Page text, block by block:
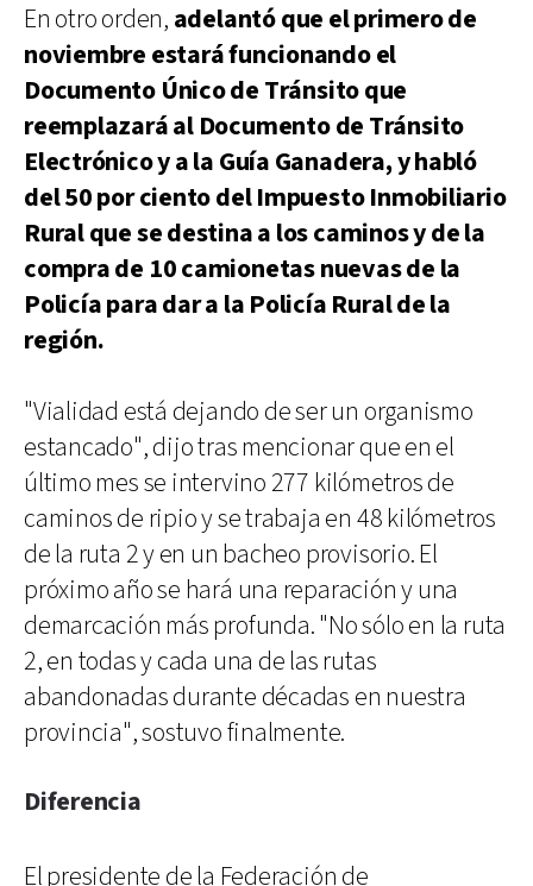
En otro orden, adelantó que el primero de
noviembre estará funcionando el
Documento Único de Tránsito que
reemplazará al Documento de Tránsito
Electrónico y a la Guía Ganadera, y habló
del 50 por ciento del Impuesto Inmobiliario
Rural que se destina a los caminos y de la
compra de 10 camionetas nuevas de la
Policía para dar a la Policía Rural de la
región.
"Vialidad está dejando de ser un organismo
estancado", dijo tras mencionar que en el
último mes se intervino 277 kilómetros de
caminos de ripio y se trabaja en 48 kilómetros
de la ruta 2 y en un bacheo provisorio. El
próximo año se hará una reparación y una
demarcación más profunda. "No sólo en la ruta
2, en todas y cada una de las rutas
abandonadas durante décadas en nuestra
provincia", sostuvo finalmente.
Diferencia
El presidente de la Federación de